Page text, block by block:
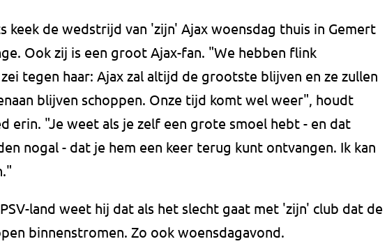
keek de wedstrijd van 'zijn' Ajax woensdag thuis in Gemert
Ook zij is een groot Ajax-fan. "We hebben flink
tegen haar: Ajax zal altijd de grootste blijven en ze zullen
blijven schoppen. Onze tijd komt wel weer", houdt
erin. "Je weet als je zelf een grote smoel hebt - en dat
nogal - dat je hem een keer terug kunt ontvangen. Ik kan
land weet hij dat als het slecht gaat met 'zijn' club dat de
binnenstromen. Zo ook woensdagavond.